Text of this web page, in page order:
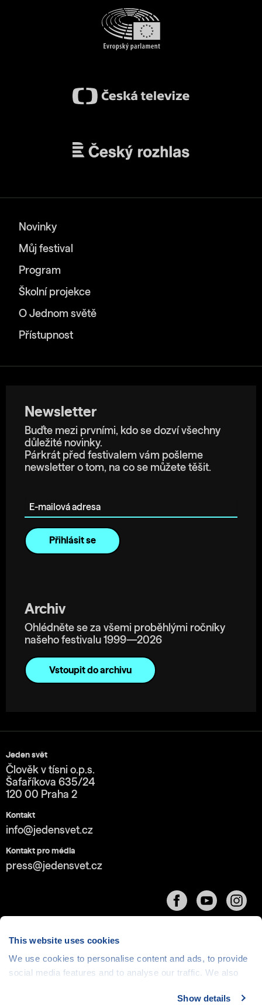
This website uses cookies
We use cookies to personalise content and ads, to provide
social media features and to analyse our traffic. We also
media, advertising and analytics partners who may
Show details
Novinky
Můj festival
Program
Školní projekce
O Jednom světě
Přístupnost
Newsletter
Buďte mezi prvními, kdo se dozví všechny
důležité novinky.
Párkrát před festivalem vám pošleme
newsletter o tom, na co se můžete těšit.
Archiv
Ohlédněte se za všemi proběhlými ročníky
našeho festivalu 1999—2026
Vstoupit do archivu
Jeden svět
Člověk v tísni o.p.s.
Šafaříkova 635/24
120 00 Praha 2
Kontakt
info@jedensvet.cz
Kontakt pro média
press@jedensvet.cz
Cookies| © 1999-2026 Člověk v tísni o.p.s., web běží